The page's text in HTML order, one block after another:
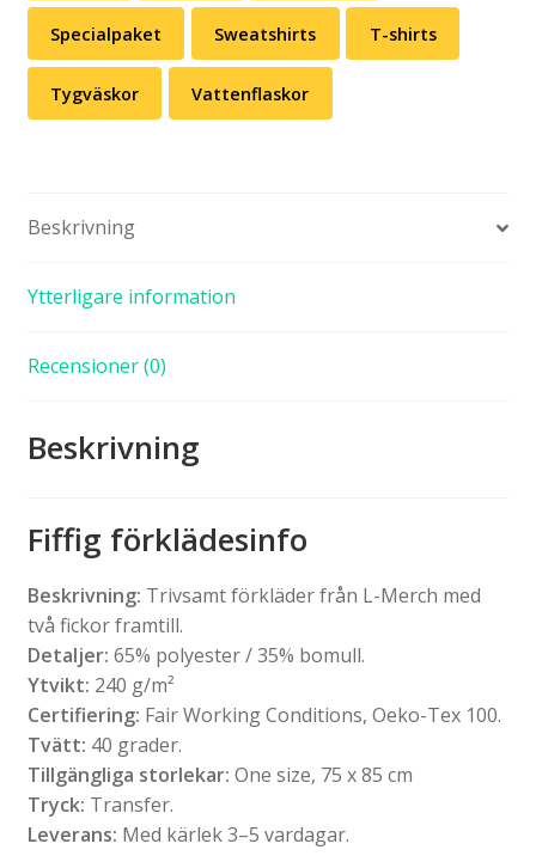
Specialpaket Sweatshirts T-shirts
Tygväskor Vattenflaskor
Beskrivning
Ytterligare information
Recensioner (0)
Beskrivning
Fiffig förklädesinfo
Beskrivning: Trivsamt förkläder från L-Merch med
två fickor framtill.
Detaljer: 65% polyester / 35% bomull.
Ytvikt: 240 g/m²
Certifiering: Fair Working Conditions, Oeko-Tex 100.
Tvätt: 40 grader.
Tillgängliga storlekar: One size, 75 x 85 cm
Tryck: Transfer.
Leverans: Med kärlek 3–5 vardagar.